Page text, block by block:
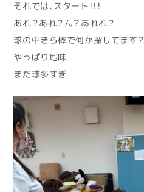
それでは、スタート！！！
あれ？あれ？ん？あれれ？
球の中きら棒で何か探してます？
やっぱり地味
まだ球多すぎ